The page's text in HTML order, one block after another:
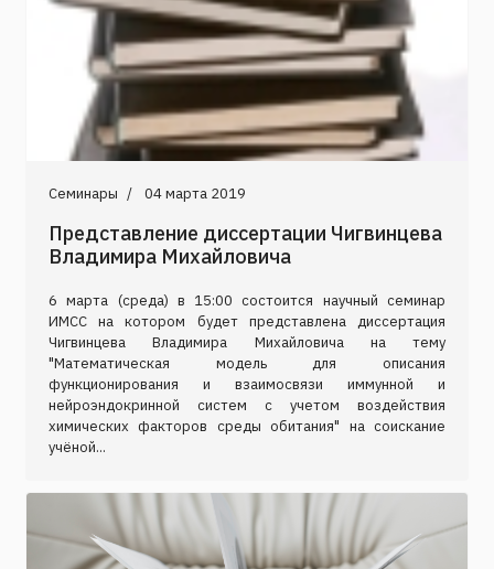
Семинары 04 марта 2019
Представление диссертации Чигвинцева
Владимира Михайловича
6 марта (среда) в 15:00 состоится научный семинар
ИМСС на котором будет представлена диссертация
Чигвинцева Владимира Михайловича на тему
"Математическая модель для описания
функционирования и взаимосвязи иммунной и
нейроэндокринной систем с учетом воздействия
химических факторов среды обитания" на соискание
учёной...